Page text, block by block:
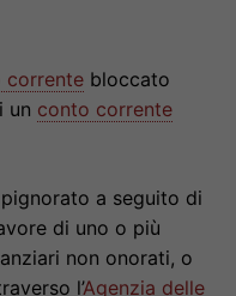
corrente bloccato
un conto corrente
a seguito di
di uno o più
non onorati, o
l’Agenzia delle